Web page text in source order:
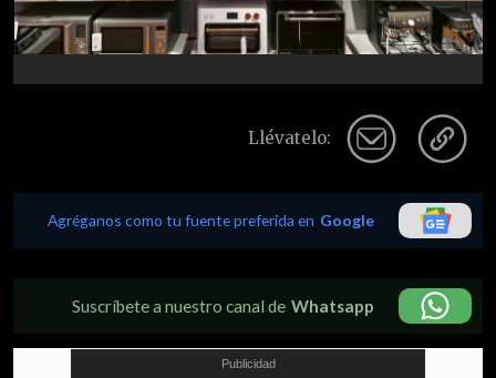
Llévatelo:
Agréganos como tu fuente preferida en Google
Suscríbete a nuestro canal de Whatsapp